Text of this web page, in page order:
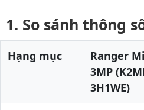
So sánh thông
Hạng mục
Ranger
3MP
3H1WE)